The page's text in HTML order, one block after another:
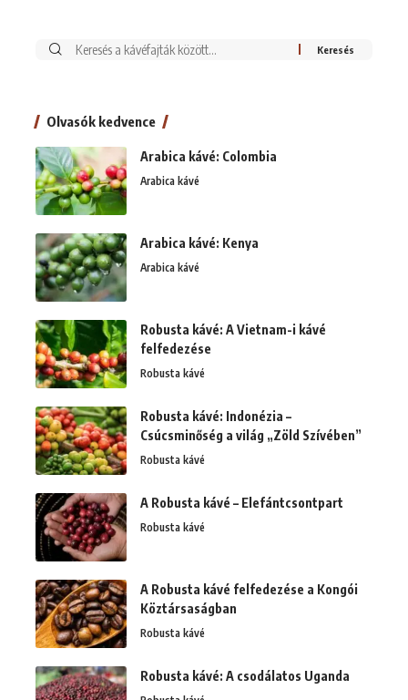
Keresés:
Olvasók kedvence
Arabica kávé: Colombia
Arabica kávé
Arabica kávé: Kenya
Arabica kávé
Robusta kávé: A Vietnam-i kávé
felfedezése
Robusta kávé
Robusta kávé: Indonézia –
Csúcsminőség a világ „Zöld Szívében”
Robusta kávé
A Robusta kávé – Elefántcsontpart
Robusta kávé
A Robusta kávé felfedezése a Kongói
Köztársaságban
Robusta kávé
Robusta kávé: A csodálatos Uganda